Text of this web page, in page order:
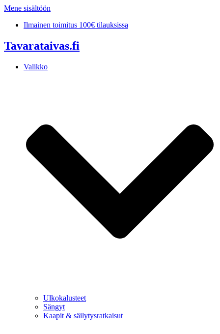
Mene sisältöön
Ilmainen toimitus 100€ tilauksissa
Tavarataivas.fi
Valikko
Ulkokalusteet
Sängyt
Kaapit & säilytysratkaisut